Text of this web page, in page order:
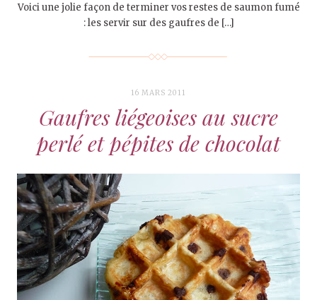
Voici une jolie façon de terminer vos restes de saumon fumé
: les servir sur des gaufres de […]
16 MARS 2011
Gaufres liégeoises au sucre
perlé et pépites de chocolat